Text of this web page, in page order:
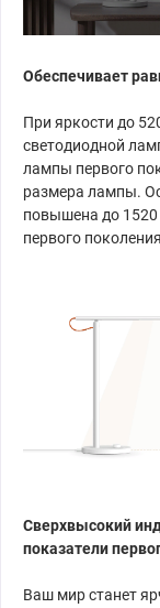
Обеспечивает
При яркости до
светодиодной
лампы первого
размера лампы.
повышена до
первого
Сверхвысокий
показатели
Ваш мир станет